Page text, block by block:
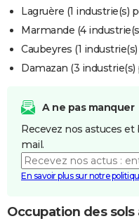
Lagruère (1 industrie(s)
Marmande (4
Caubeyres (1
Damazan (3 industrie(s)
A ne pas manquer
Recevez nos astuces
mail.
En savoir plus sur notre
Occupation des sols